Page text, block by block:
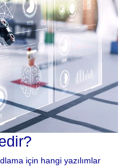
için hangi yazılımlar